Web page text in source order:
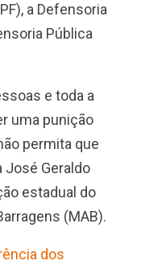
a Defensoria
Pública
e toda a
uma punição
permita que
José Geraldo
estadual do
(MAB).
dos